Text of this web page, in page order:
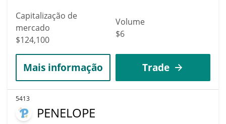
Capitalização de
mercado
$124,100
Volume
$6
Mais informação Trade
5413
PENELOPE